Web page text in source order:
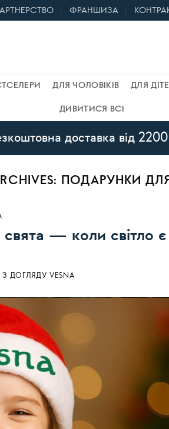
ФРАНШИЗА
ДЛЯ ЧОЛОВІКІВ ДЛЯ
ДИВИТИСЯ ВСІ
доставка від
ПОДАРУНКИ
свята — коли світло
З ДОГЛЯДУ VESNA